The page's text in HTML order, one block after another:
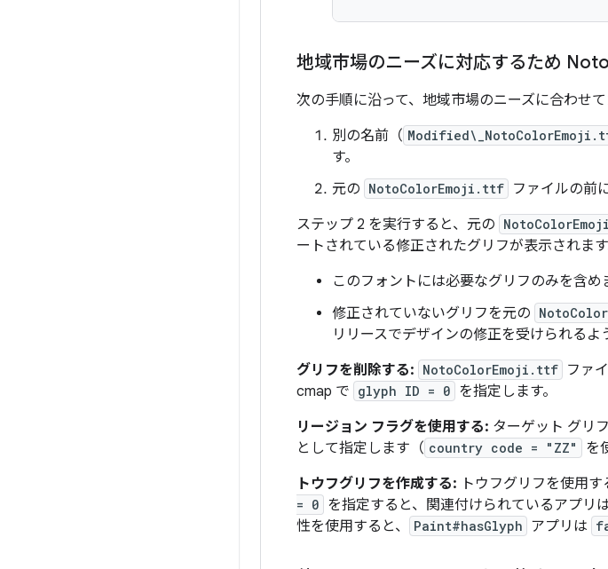
地域市場のニーズに対応するため Noto
次の手順に沿って、地域市場のニーズに合わせて
別の名前（
す。
元の NotoColorEmoji.ttf ファイルの前
ステップ 2 を実行すると、元の
ートされている修正されたグリフが表示されま
このフォントには必要なグリフのみを含め
修正されていないグリフを元の
リリースでデザインの修正を受けられるよ
グリフを削除する: NotoColorEmoji.ttf ファ
cmap で glyph ID = 0 を指定します。
リージョン フラグを使用する: ターゲット グリ
として指定します（ country code = "ZZ"
を
トウフグリフを作成する: トウフグリフを使用
= 0 を指定すると、関連付けられているアプリ
性を使用すると、
Paint#hasGlyph アプリは